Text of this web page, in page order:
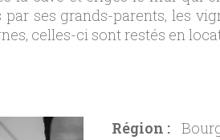
ses grands-parents, les
celles-ci sont restés en
Région :